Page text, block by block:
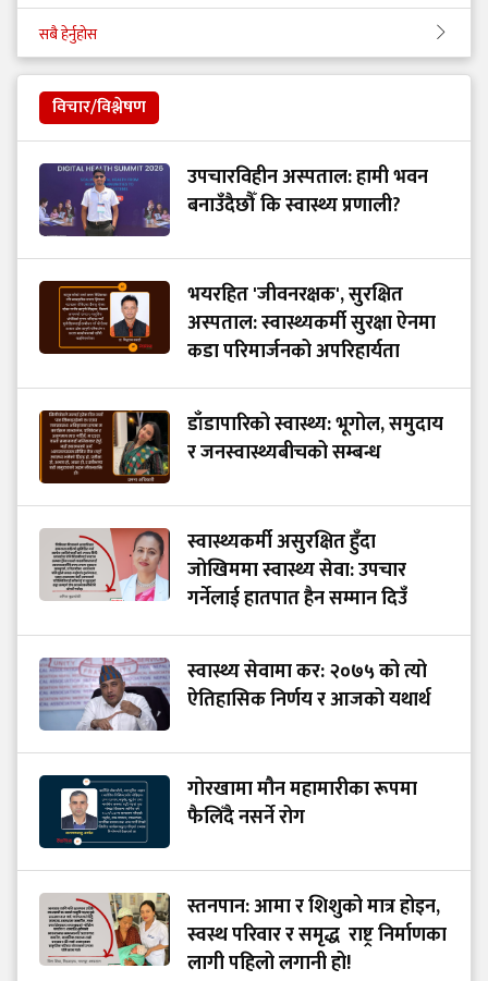
सबै हेर्नुहोस
विचार/विश्लेषण
उपचारविहीन अस्पताल: हामी भवन
बनाउँदैछौँ कि स्वास्थ्य प्रणाली?
भयरहित 'जीवनरक्षक', सुरक्षित
अस्पताल: स्वास्थ्यकर्मी सुरक्षा ऐनमा
कडा परिमार्जनको अपरिहार्यता
डाँडापारिको स्वास्थ्य: भूगोल, समुदाय
र जनस्वास्थ्यबीचको सम्बन्ध
स्वास्थ्यकर्मी असुरक्षित हुँदा
जोखिममा स्वास्थ्य सेवा: उपचार
गर्नेलाई हातपात हैन सम्मान दिउँ
स्वास्थ्य सेवामा कर: २०७५ को त्यो
ऐतिहासिक निर्णय र आजको यथार्थ
गोरखामा मौन महामारीका रूपमा
फैलिँदै नसर्ने रोग
स्तनपान: आमा र शिशुको मात्र होइन,
स्वस्थ परिवार र समृद्ध राष्ट्र निर्माणका
लागी पहिलो लगानी हो!